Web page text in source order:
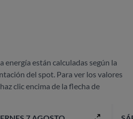
energía están calculadas según la
del spot. Para ver los valores
clic encima de la flecha de